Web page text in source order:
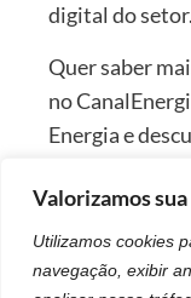
Valorizamos
Utilizamos cookies
navegação, exibir
digital do setor.
Quer saber
no
Energia e
específicos ela
impactando as